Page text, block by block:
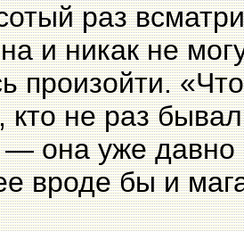
раз
и никак не
произойти.
кто не раз
она уже давно
вроде бы и